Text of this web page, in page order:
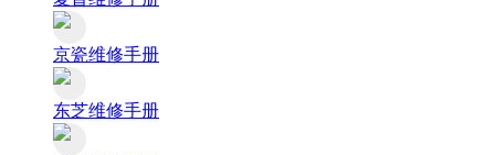
京瓷维修手册
东芝维修手册